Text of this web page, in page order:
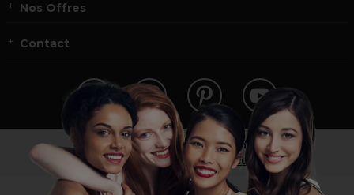
Nos Offres
Contact
Vous n’êtes pas un professionnel ?
Visitez notre site pour les particuliers!